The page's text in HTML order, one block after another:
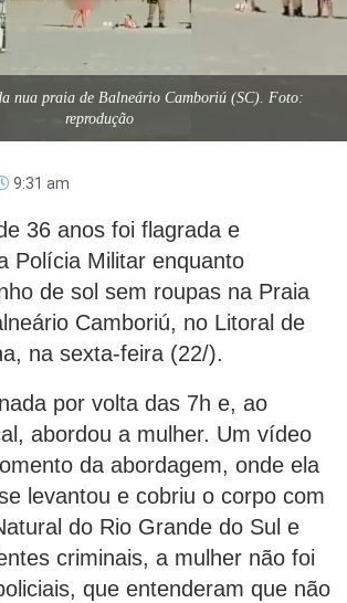
nua praia de Balneário Camboriú (SC). Foto:
reprodução
9:31 am
36 anos foi flagrada e
Polícia Militar enquanto
de sol sem roupas na Praia
Camboriú, no Litoral de
na sexta-feira (22/).
por volta das 7h e, ao
abordou a mulher. Um vídeo
da abordagem, onde ela
levantou e cobriu o corpo com
do Rio Grande do Sul e
criminais, a mulher não foi
que entenderam que não